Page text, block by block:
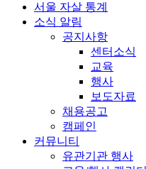
서울 자살 통계
소식 알림
공지사항
센터소식
교육
행사
보도자료
채용공고
캠페인
커뮤니티
유관기관 행사